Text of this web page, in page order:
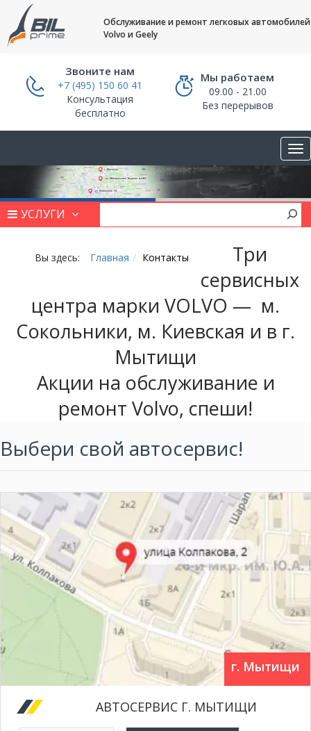
Обслуживание и ремонт легковых автомобилей
Volvo и Geely
Звоните нам
+7 (495) 150 60 41
Консультация
бесплатно
Мы работаем
09.00 - 21.00
Без перерывов
УСЛУГИ
Вы здесь: Главная Контакты
Три
сервисных
центра марки VOLVO — м.
Сокольники, м. Киевская и в г.
Мытищи
Акции на обслуживание и
ремонт Volvo, спеши!
Выбери свой автосервис!
г. Мытищи
АВТОСЕРВИС Г. МЫТИЩИ
+7 (495) 150 60 41